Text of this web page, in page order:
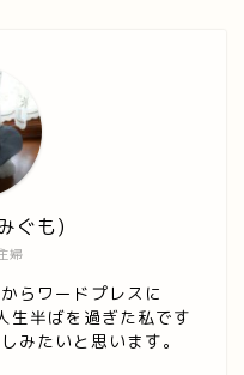
婦
ぐも)
らワードプレスに
生半ばを過ぎた私です
みたいと思います。
ホーム